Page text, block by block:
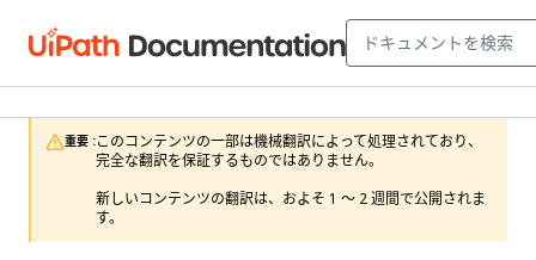
重要 :このコンテンツの一部は機械翻訳によって処理されており、
完全な翻訳を保証するものではありません。
新しいコンテンツの翻訳は、およそ 1 ～ 2 週間で公開されま
す。